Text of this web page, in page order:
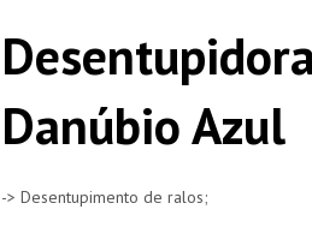
Danúbio Azul
-> Desentupimento de ralos;